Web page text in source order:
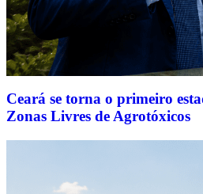
Ceará se torna o primeiro
Zonas Livres de Agrotóxicos